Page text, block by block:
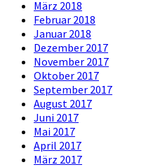
März 2018
Februar 2018
Januar 2018
Dezember 2017
November 2017
Oktober 2017
September 2017
August 2017
Juni 2017
Mai 2017
April 2017
März 2017